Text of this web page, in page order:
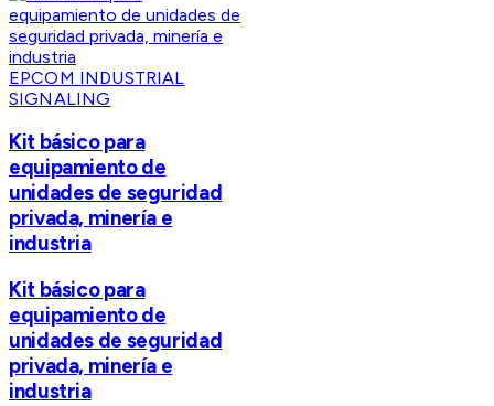
EPCOM INDUSTRIAL
SIGNALING
Kit básico para
equipamiento de
unidades de seguridad
privada, minería e
industria
Kit básico para
equipamiento de
unidades de seguridad
privada, minería e
industria